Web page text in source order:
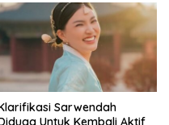
Sarwendah
Untuk Kembali Aktif